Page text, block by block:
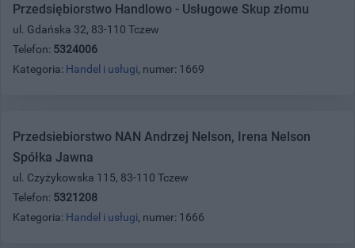
Przedsiębiorstwo Handlowo - Usługowe Skup złomu
ul. Gdańska 32, 83-110 Tczew
Telefon: 5324006
Kategoria: Handel i usługi, numer: 1669
Przedsiebiorstwo NAN Andrzej Nelson, Irena Nelson
Spółka Jawna
ul. Czyżykowska 115, 83-110 Tczew
Telefon: 5321208
Kategoria: Handel i usługi, numer: 1666